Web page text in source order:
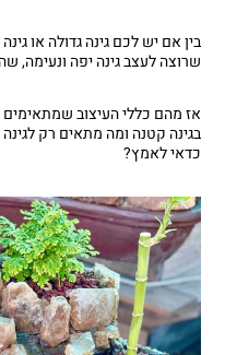
בין אם יש לכם גינה גדולה או
שרוצה לעצב גינה יפה ונעימה,
אז מהם כללי העיצוב שמתאימים
בגינה קטנה ומה מתאים רק לגינה
כדאי לאמץ?